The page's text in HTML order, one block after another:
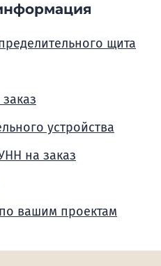
щита
устройства
на заказ
вашим проектам